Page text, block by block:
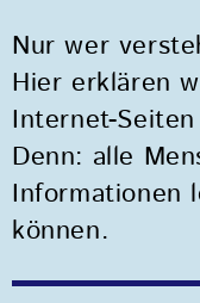
Nur wer
Hier erklären
Internet-
Denn: alle
Informationen
können.